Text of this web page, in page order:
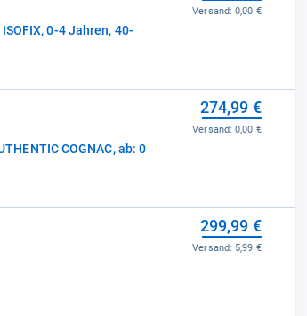
0-4 Jahren, 40-
Versand:0,00 €
COGNAC, ab: 0
274,99 €
Versand:0,00 €
299,99 €
Versand: 5,99 €